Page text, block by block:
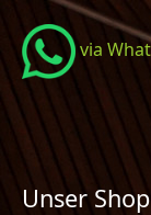
via
Unser